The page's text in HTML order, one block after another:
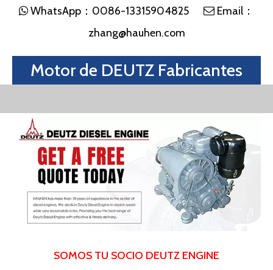
 WhatsApp： 0086-13315904825  Email：
zhang@hauhen.com
Motor de DEUTZ Fabricantes
SOMOS TU SOCIO DEUTZ ENGINE
HAUHEN comofabricanteyproveedor profesional